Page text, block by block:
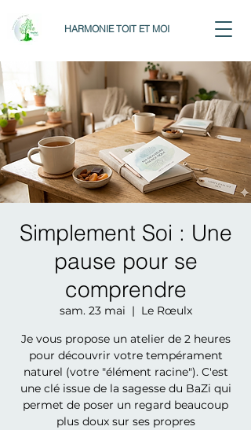
HARMONIE TOIT ET MOI
Simplement Soi : Une
pause pour se
comprendre
sam. 23 mai
  |
Le Rœulx
Je vous propose un atelier de 2 heures
pour découvrir votre tempérament
naturel (votre "élément racine"). C'est
une clé issue de la sagesse du BaZi qui
permet de poser un regard beaucoup
plus doux sur ses propres